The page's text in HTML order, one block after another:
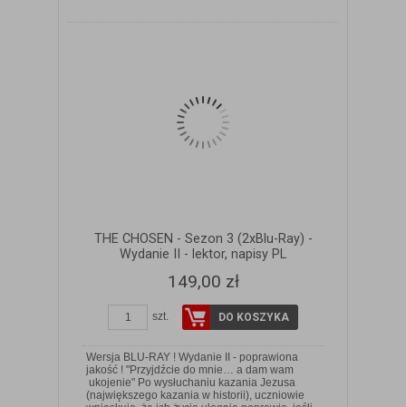
THE CHOSEN - Sezon 3 (2xBlu-Ray) -
Wydanie II - lektor, napisy PL
149,00 zł
szt. DO KOSZYKA
Wersja BLU-RAY ! Wydanie II - poprawiona
jakość ! "Przyjdźcie do mnie… a dam wam
ukojenie" Po wysłuchaniu kazania Jezusa
(największego kazania w historii), uczniowie